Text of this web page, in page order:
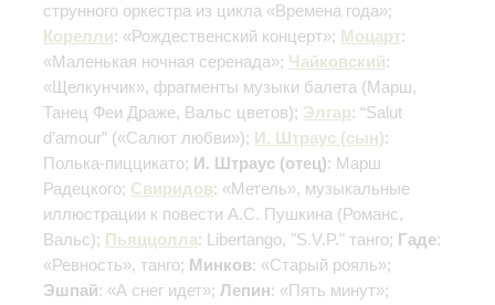
струнного оркестра из цикла «Времена года»;
Корелли: «Рождественский концерт»; Моцарт:
«Маленькая ночная серенада»; Чайковский:
«Щелкунчик», фрагменты музыки балета (Марш,
Танец Феи Драже, Вальс цветов); Элгар: “Salut
d’amour” («Салют любви»); И. Штраус (сын):
Полька-пиццикато; И. Штраус (отец): Марш
Радецкого; Свиридов: «Метель», музыкальные
иллюстрации к повести А.С. Пушкина (Романс,
Вальс); Пьяццолла: Libertango, "S.V.P." танго; Гаде:
«Ревность», танго; Минков: «Старый рояль»;
Эшпай: «А снег идет»; Лепин: «Пять минут»;